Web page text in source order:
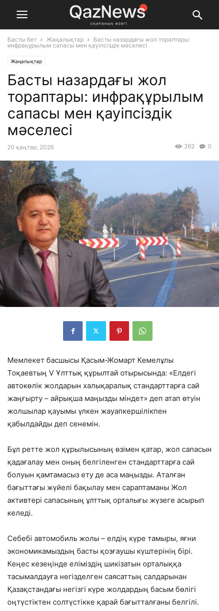
Басты бет Жаңалықтар
Басты назардағы жол тораптары:
инфрақұрылым сапасы мен қауіпсіздік мәселесі
Жаңалықтар
Басты назардағы жол
тораптары: инфрақұрылым
сапасы мен қауіпсіздік
мәселесі
20 қаңтар, 2026 0
262
Мемлекет басшысы Қасым-Жомарт Кемелұлы
Тоқаевтың V Ұлттық құрылтай отырысында: «Елдегі
автокөлік жолдарын халықаралық стандарттарға сай
жаңғырту – айрықша маңызды міндет» деп атап өтуін
жолшылар қауымы үлкен жауапкершілікпен
қабылдайды деп сенемін.
Бұл ретте жол құрылысының өзімен қатар, жол сапасын
қадағалау мен оның белгіленген стандарттарға сай
болуын қамтамасыз ету де аса маңызды. Аталған
бағыттағы жүйелі бақылау мен сараптаманы Жол
активтері сапасының ұлттық орталығы жүзеге асырып
келеді.
Себебі автомобиль жолы – елдің күре тамыры, яғни
экономикамыздың басты қозғаушы күштерінің бірі.
Кеңес кезеңінде еліміздің шикізатын орталыққа
тасымалдауға негізделген саясаттың салдарынан
Қазақстандағы негізгі күре жолдардың басым бөлігі
оңтүстіктен солтүстікке қарай бағытталғаны белгілі.